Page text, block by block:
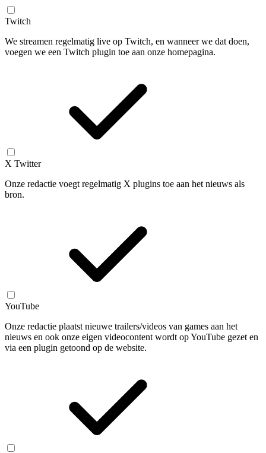
Twitch
We streamen regelmatig live op Twitch, en wanneer we dat doen,
voegen we een Twitch plugin toe aan onze homepagina.
X Twitter
Onze redactie voegt regelmatig X plugins toe aan het nieuws als
bron.
YouTube
Onze redactie plaatst nieuwe trailers/videos van games aan het
nieuws en ook onze eigen videocontent wordt op YouTube gezet en
via een plugin getoond op de website.